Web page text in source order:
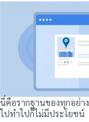
นี่คือรากฐานของทุกอย่
ไปทำไปก็ไม่มีประโยชน์